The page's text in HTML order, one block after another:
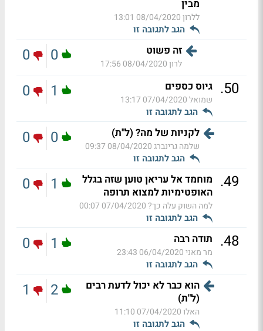
מבין
ללרון08/04/2020 13:01
הגב לתגובה זו
זה פשוט
לרון08/04/2020 17:56
0
0
50
. גיוס כספים
שמואל07/04/2020 13:17
הגב לתגובה זו
1
0
לקניות של מה? (ל"ת)
שלמה גרינברג08/04/2020 09:37
הגב לתגובה זו
0
0
49
. מוחמד אל עריאן טוען שזה בגלל
האופטימיות למצוא תרופה
למה השוק עלה כך?07/04/2020 00:07
הגב לתגובה זו
1
0
48
. תודה רבה
מר מאני06/04/2020 23:43
הגב לתגובה זו
1
0
הוא כבר לא יכול לדעת רבים
(ל"ת)
האלו07/04/2020 11:10
הגב לתגובה זו
2
1